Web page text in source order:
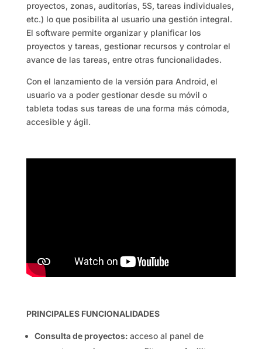
proyectos, zonas, auditorías, 5S, tareas individuales,
etc.) lo que posibilita al usuario una gestión integral.
El software permite organizar y planificar los
proyectos y tareas, gestionar recursos y controlar el
avance de las tareas, entre otras funcionalidades.
Con el lanzamiento de la versión para Android, el
usuario va a poder gestionar desde su móvil o
tableta todas sus tareas de una forma más cómoda,
accesible y ágil.
PRINCIPALES FUNCIONALIDADES
Consulta de proyectos: acceso al panel de